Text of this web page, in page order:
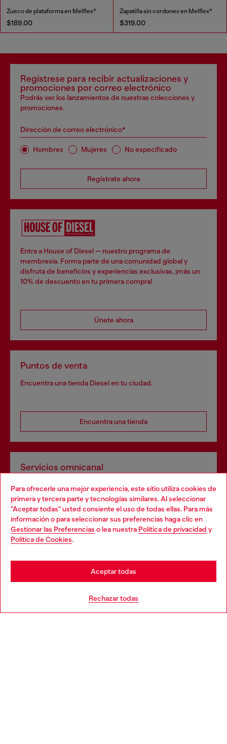
Para ofrecerle una mejor experiencia, este sitio utiliza cookies de
primera y tercera parte y tecnologías similares. Al seleccionar
"Aceptar todas" usted consiente el uso de todas ellas. Para más
información o para seleccionar sus preferencias haga clic en
Gestionar las Preferencias o lea nuestra Política de privacidad y
Política de Cookies.
Rechazar todas
Aceptar todas
Zueco de plataforma en Melflex®
$189.00
Zapatilla sin cordones en Melflex®
$319.00
Regístrese para recibir actualizaciones y
promociones por correo electrónico
Podrás ver los lanzamientos de nuestras colecciones y
promociones.
Dirección de correo electrónico*
Hombres Mujeres No especificado
Regístrate ahora
Entra a House of Diesel — nuestro programa de
membresía. Forma parte de una comunidad global y
disfruta de beneficios y experiencias exclusivas, ¡más un
10% de descuento en tu primera compra!
Únete ahora
Puntos de venta
Encuentra una tienda Diesel en tu ciudad.
Encuentra una tienda
Servicios omnicanal
Descubre todos nuestros servicios, tanto en línea como
Descubre más
AYUDA